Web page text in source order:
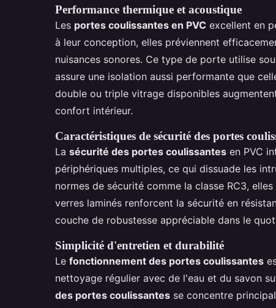
Performance thermique et acoustique
Les portes coulissantes en PVC excellent en
à leur conception, elles préviennent
nuisances sonores. Ce type de porte utilise
assure une isolation aussi performante que
double ou triple vitrage disponibles
confort intérieur.
Caractéristiques de sécurité des portes
La sécurité des portes coulissantes en PVC
périphériques multiples, ce qui dissuade les
normes de sécurité comme la classe RC3,
verres laminés renforcent la sécurité en
couche de robustesse appréciable dans le
Simplicité d'entretien et durabilité
Le fonctionnement des portes coulissantes
nettoyage régulier avec de l'eau et du savon
des portes coulissantes se concentre